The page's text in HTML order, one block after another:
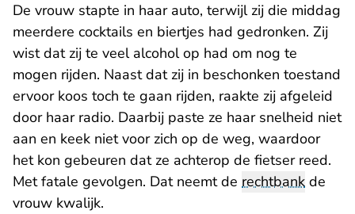
De vrouw stapte in haar auto, terwijl zij die middag
meerdere cocktails en biertjes had gedronken. Zij
wist dat zij te veel alcohol op had om nog te
mogen rijden. Naast dat zij in beschonken toestand
ervoor koos toch te gaan rijden, raakte zij afgeleid
door haar radio. Daarbij paste ze haar snelheid niet
aan en keek niet voor zich op de weg, waardoor
het kon gebeuren dat ze achterop de fietser reed.
Met fatale gevolgen. Dat neemt de rechtbank de
vrouw kwalijk.